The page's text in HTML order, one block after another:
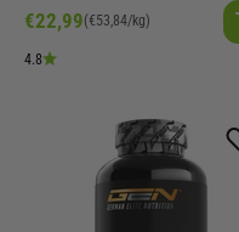
Angebot
€22,99(€53,84/kg)
4.8